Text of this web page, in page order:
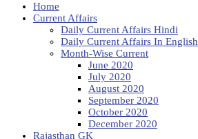
Home
Current Affairs
Daily Current Affairs Hindi
Daily Current Affairs In English
Month-Wise Current
June 2020
July 2020
August 2020
September 2020
October 2020
December 2020
Rajasthan GK